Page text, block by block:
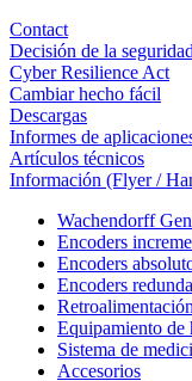
Contact
Decisión de la
Cyber Resilience Act
Cambiar hecho fácil
Descargas
Informes de
Artículos técnicos
Información (Flyer /
Wachendorff
Encoders
Encoders
Encoders
Equipamiento de
Sistema de
Accesorios